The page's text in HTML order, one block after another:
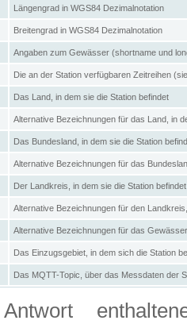
Längengrad in WGS84 Dezimalnotation
Breitengrad in WGS84 Dezimalnotation
Angaben zum Gewässer (shortname und
Die an der Station verfügbaren Zeitreihen
Das Land, in dem sie die Station befindet
Alternative Bezeichnungen für das Land, in
Das Bundesland, in dem sie die Station
Alternative Bezeichnungen für das
Der Landkreis, in dem sie die Station befindet
Alternative Bezeichnungen für den
Alternative Bezeichnungen für das
Das Einzugsgebiet, in dem sich die Station
Das MQTT-Topic, über das Messdaten der